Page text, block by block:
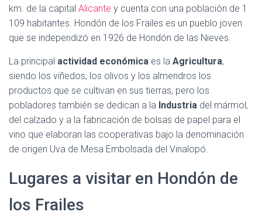
km. de la capital Alicante y cuenta con una población de 1
109 habitantes. Hondón de los Frailes es un pueblo joven
que se independizó en 1926 de Hondón de las Nieves.
La principal actividad económica es la Agricultura,
siendo los viñedos, los olivos y los almendros los
productos que se cultivan en sus tierras, pero los
pobladores también se dedican a la Industria del mármol,
del calzado y a la fabricación de bolsas de papel para el
vino que elaboran las cooperativas bajo la denominación
de origen Uva de Mesa Embolsada del Vinalopó.
Lugares a visitar en Hondón de
los Frailes